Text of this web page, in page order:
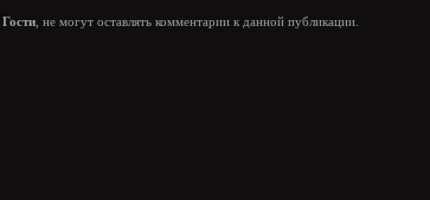
Гости , не могут оставлять комментарии к данной публикации.